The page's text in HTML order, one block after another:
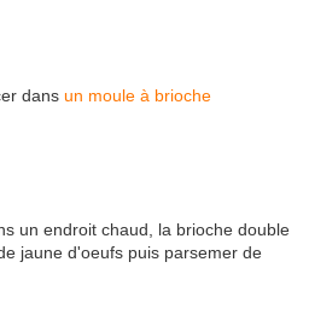
dans un moule à brioche
un endroit chaud, la brioche double
jaune d'oeufs puis parsemer de